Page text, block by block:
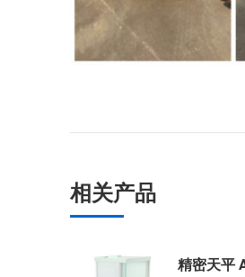
相关产品
精密天平